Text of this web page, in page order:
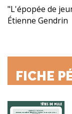
"L'épopée de
Étienne Gendrin
FICHE